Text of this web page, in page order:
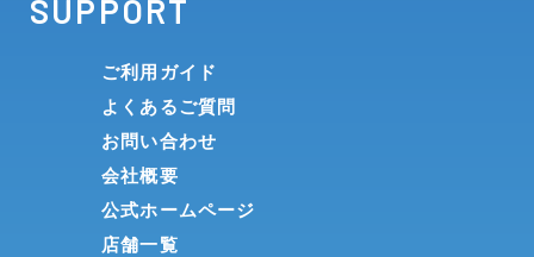
SUPPORT
ご利用ガイド
よくあるご質問
お問い合わせ
会社概要
公式ホームページ
店舗一覧